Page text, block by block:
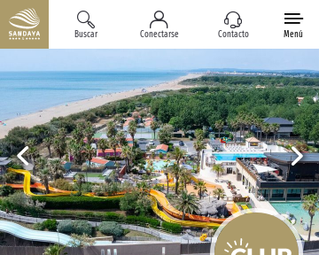
Buscar Conectarse Contacto Menú